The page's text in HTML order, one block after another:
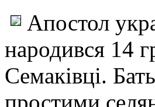
Апостол
народився 14
Семаківці.
простими